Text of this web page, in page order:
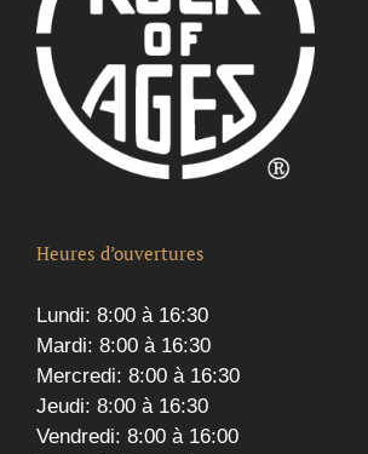
Heures d’ouvertures
Lundi: 8:00 à 16:30
Mardi: 8:00 à 16:30
Mercredi: 8:00 à 16:30
Jeudi: 8:00 à 16:30
Vendredi: 8:00 à 16:00